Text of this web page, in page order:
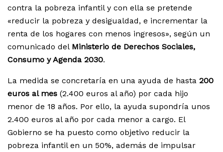
contra la pobreza infantil y con ella se pretende
«reducir la pobreza y desigualdad, e incrementar la
renta de los hogares con menos ingresos», según un
comunicado del Ministerio de Derechos Sociales,
Consumo y Agenda 2030.
La medida se concretaría en una ayuda de hasta 200
euros al mes (2.400 euros al año) por cada hijo
menor de 18 años. Por ello, la ayuda supondría unos
2.400 euros al año por cada menor a cargo. El
Gobierno se ha puesto como objetivo reducir la
pobreza infantil en un 50%, además de impulsar